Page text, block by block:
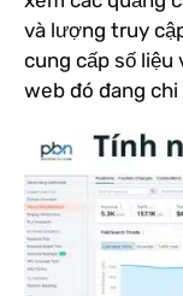
và lượng truy
cung cấp số liệu
web đó đang